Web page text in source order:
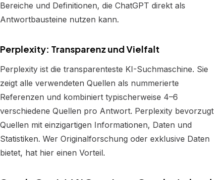
Bereiche und Definitionen, die ChatGPT direkt als
Antwortbausteine nutzen kann.
Perplexity: Transparenz und Vielfalt
Perplexity ist die transparenteste KI-Suchmaschine. Sie
zeigt alle verwendeten Quellen als nummerierte
Referenzen und kombiniert typischerweise 4–6
verschiedene Quellen pro Antwort. Perplexity bevorzugt
Quellen mit einzigartigen Informationen, Daten und
Statistiken. Wer Originalforschung oder exklusive Daten
bietet, hat hier einen Vorteil.